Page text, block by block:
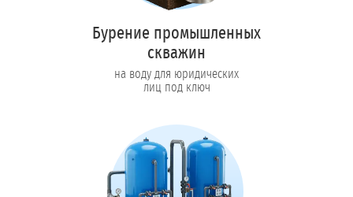
Бурение промышленных
скважин
на воду для юридических
лиц под ключ